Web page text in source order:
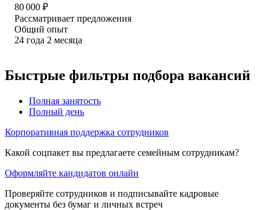
80 000 ₽
Рассматривает предложения
Общий опыт
24 года 2 месяца
Быстрые фильтры подбора вакансий
Полная занятость
Полный день
Корпоративная поддержка сотрудников
Какой соцпакет вы предлагаете семейным сотрудникам?
Оформляйте кандидатов онлайн
Проверяйте сотрудников и подписывайте кадровые
документы без бумаг и личных встреч